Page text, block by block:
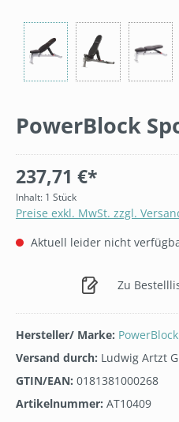
PowerBlock
237,71 €*
Inhalt: 1 Stück
Preise exkl. MwSt. zzgl.
Aktuell leider nicht
Zu
Hersteller/ Marke: PowerBlock
Versand durch: Ludwig Artzt
GTIN/EAN: 0181381000268
Artikelnummer: AT10409